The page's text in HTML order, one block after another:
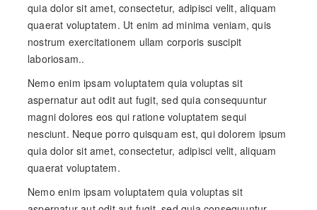
quia dolor sit amet, consectetur, adipisci velit, aliquam
quaerat voluptatem. Ut enim ad minima veniam, quis
nostrum exercitationem ullam corporis suscipit
laboriosam..
Nemo enim ipsam voluptatem quia voluptas sit
aspernatur aut odit aut fugit, sed quia consequuntur
magni dolores eos qui ratione voluptatem sequi
nesciunt. Neque porro quisquam est, qui dolorem ipsum
quia dolor sit amet, consectetur, adipisci velit, aliquam
quaerat voluptatem.
Nemo enim ipsam voluptatem quia voluptas sit